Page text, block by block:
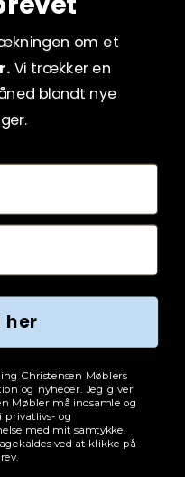
om et
Vi trækker en
blandt nye
her
Christensen Møblers
og nyheder. Jeg giver
Møbler må indsamle og
privatlivs- og
med mit samtykke.
ved at klikke på